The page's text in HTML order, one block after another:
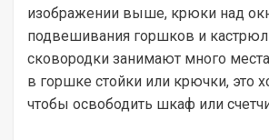
изображении выше, крюки над
подвешивания горшков и
сковородки занимают много
в горшке стойки или крючки, это
чтобы освободить шкаф или